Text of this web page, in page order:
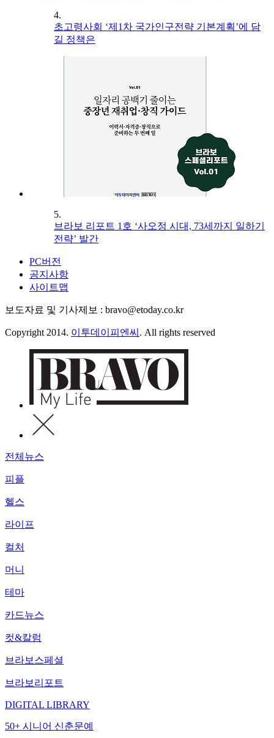
4.
초고령사회 ‘제1차 국가인구전략 기본계획’에 담
길 정책은
5.
브라보 리포트 1호 ‘사오정 시대, 73세까지 일하기
전략’ 발간
PC버전
공지사항
사이트맵
보도자료 및 기사제보 : bravo@etoday.co.kr
Copyright 2014. 이투데이피엔씨 . All rights reserved
전체뉴스
피플
헬스
라이프
컬처
머니
테마
카드뉴스
컷&칼럼
브라보스페셜
브라보리포트
DIGITAL LIBRARY
50+ 시니어 신춘문예